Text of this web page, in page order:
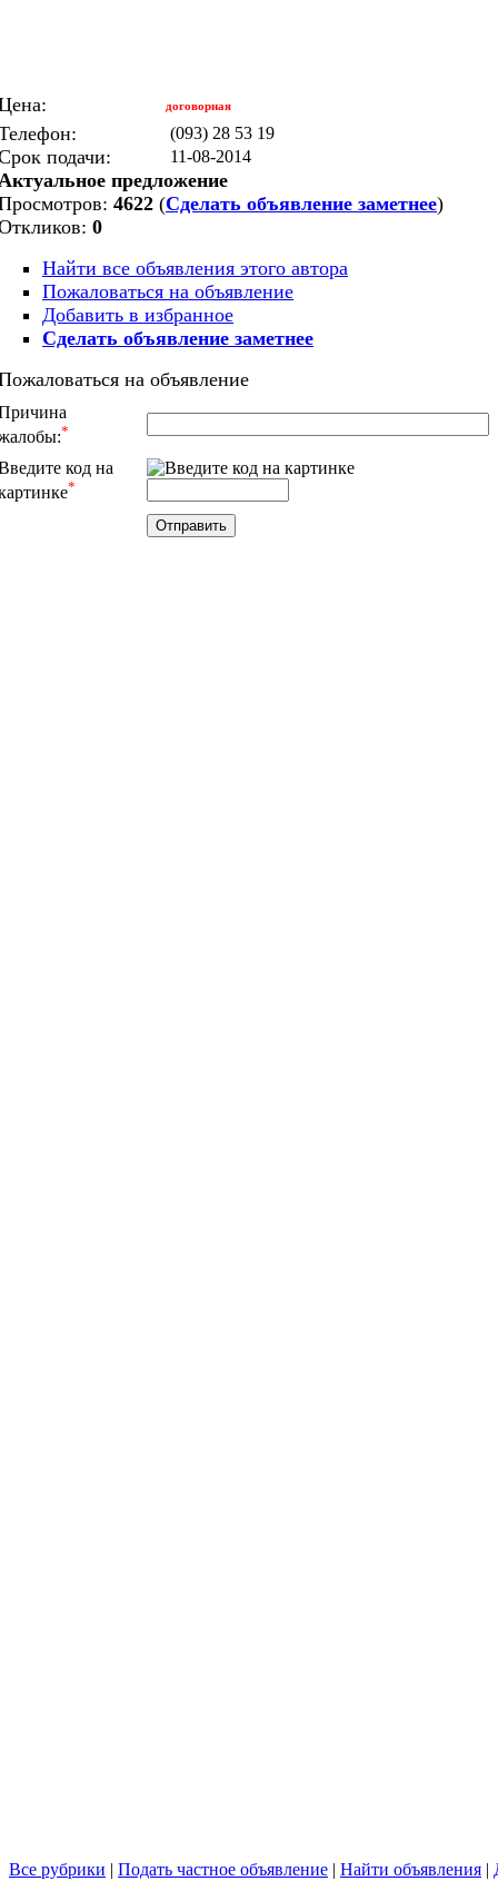
договорная
(093) 28 53 19
подачи: 11-08-2014
предложение
4622 (Сделать объявление заметнее)
0
Найти все объявления этого автора
Пожаловаться на объявление
Добавить в избранное
Сделать объявление заметнее
на объявление
*
код на
*
Все рубрики | Подать частное объявление | Найти объявления |